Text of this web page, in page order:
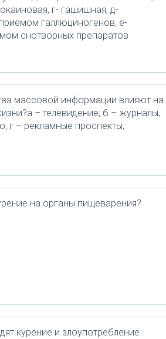
г- гашишная, д-
галлюциногенов, е-
снотворных препаратов
массовой информации влияют на
– телевидение; б – журналы,
г – рекламные проспекты;
на органы пищеварения?
курение и злоупотребление